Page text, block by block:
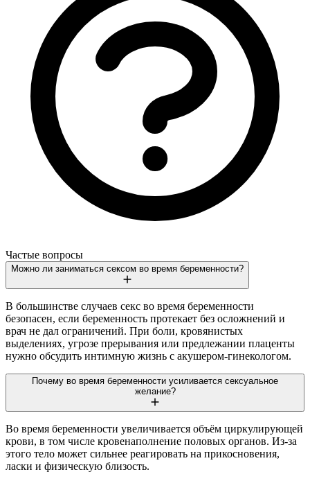
Частые вопросы
Можно ли заниматься сексом во время беременности?
В большинстве случаев секс во время беременности
безопасен, если беременность протекает без осложнений и
врач не дал ограничений. При боли, кровянистых
выделениях, угрозе прерывания или предлежании плаценты
нужно обсудить интимную жизнь с акушером-гинекологом.
Почему во время беременности усиливается сексуальное
желание?
Во время беременности увеличивается объём циркулирующей
крови, в том числе кровенаполнение половых органов. Из-за
этого тело может сильнее реагировать на прикосновения,
ласки и физическую близость.